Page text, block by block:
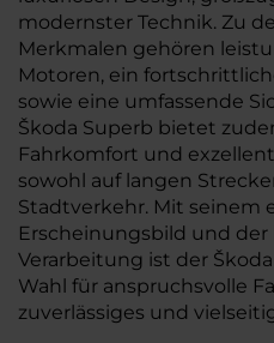
modernster Technik. Zu
Merkmalen gehören
Motoren, ein
sowie eine umfassende
Škoda Superb bietet
Fahrkomfort und
sowohl auf langen
Stadtverkehr. Mit seinem
Erscheinungsbild und
Verarbeitung ist der
Wahl für anspruchsvolle
zuverlässiges und